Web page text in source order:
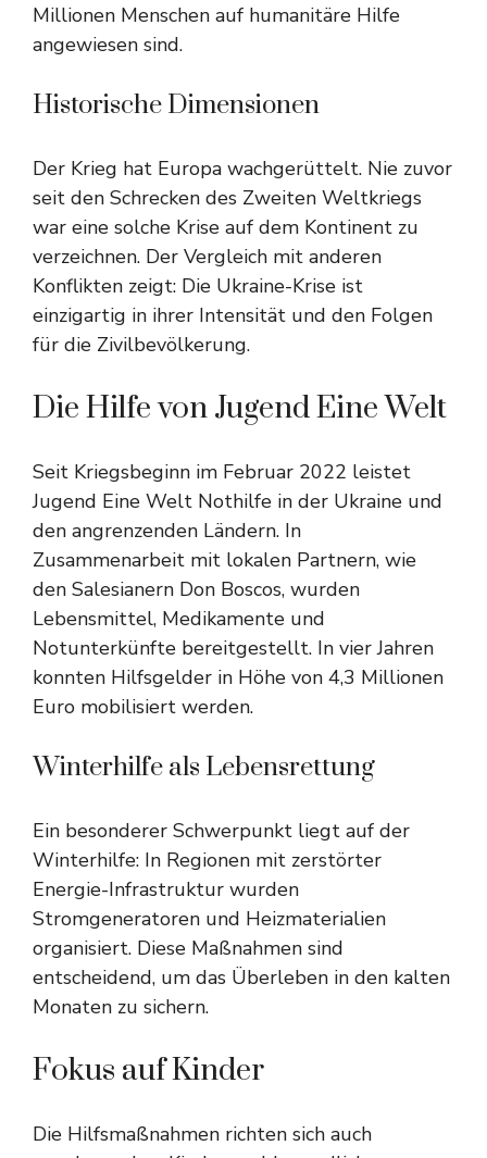
Millionen Menschen auf humanitäre Hilfe
angewiesen sind.
Historische Dimensionen
Der Krieg hat Europa wachgerüttelt. Nie zuvor
seit den Schrecken des Zweiten Weltkriegs
war eine solche Krise auf dem Kontinent zu
verzeichnen. Der Vergleich mit anderen
Konflikten zeigt: Die Ukraine-Krise ist
einzigartig in ihrer Intensität und den Folgen
für die Zivilbevölkerung.
Die Hilfe von Jugend Eine Welt
Seit Kriegsbeginn im Februar 2022 leistet
Jugend Eine Welt Nothilfe in der Ukraine und
den angrenzenden Ländern. In
Zusammenarbeit mit lokalen Partnern, wie
den Salesianern Don Boscos, wurden
Lebensmittel, Medikamente und
Notunterkünfte bereitgestellt. In vier Jahren
konnten Hilfsgelder in Höhe von 4,3 Millionen
Euro mobilisiert werden.
Winterhilfe als Lebensrettung
Ein besonderer Schwerpunkt liegt auf der
Winterhilfe: In Regionen mit zerstörter
Energie-Infrastruktur wurden
Stromgeneratoren und Heizmaterialien
organisiert. Diese Maßnahmen sind
entscheidend, um das Überleben in den kalten
Monaten zu sichern.
Fokus auf Kinder
Die Hilfsmaßnahmen richten sich auch